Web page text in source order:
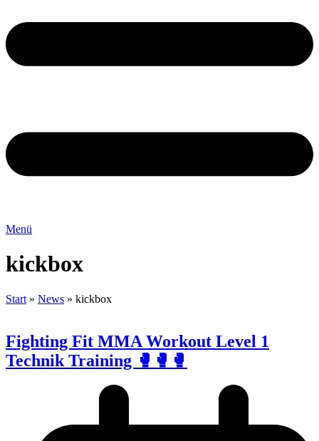
Menü
kickbox
Start » News » kickbox
Fighting Fit MMA Workout Level 1
Technik Training 🥊🥊🥊